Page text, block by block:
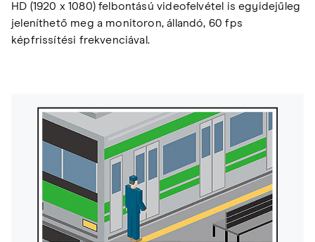
HD (1920 x 1080) felbontású videofelvétel is egyidejűleg
jeleníthető meg a monitoron, állandó, 60 fps
képfrissítési frekvenciával.